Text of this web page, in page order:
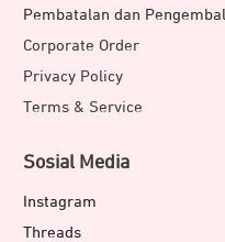
Pembatalan dan
Corporate Order
Privacy Policy
Terms & Service
Sosial Media
Instagram
Threads